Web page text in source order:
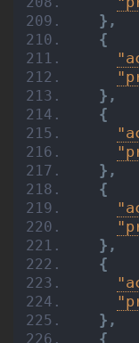
} ,
{
} ,
{
} ,
{
} ,
{
} ,
{